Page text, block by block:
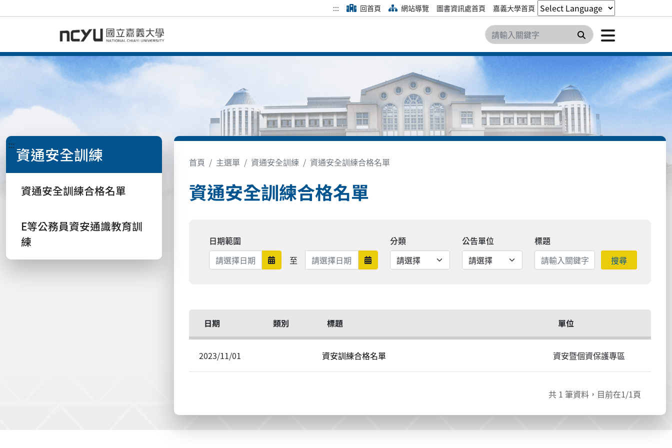
::: 回首頁 網站導覽 圖書資訊處首頁 嘉義大學首頁
搜尋 點擊開
::: 資通安全訓練
資通安全訓練合格名單
E等公務員資安通識教育訓
練
首頁 主選單 資通安全訓練 資通安全訓練合格名單
資通安全訓練合格名單
日期範圍
日期範圍開始
至 日期範圍結束 日期範圍結束
分類 公告單位
標題
搜尋
日期 類別 標題 單位
2023/11/01 資安訓練合格名單 資安暨個資保護專區
共 1 筆資料，目前在1/1頁